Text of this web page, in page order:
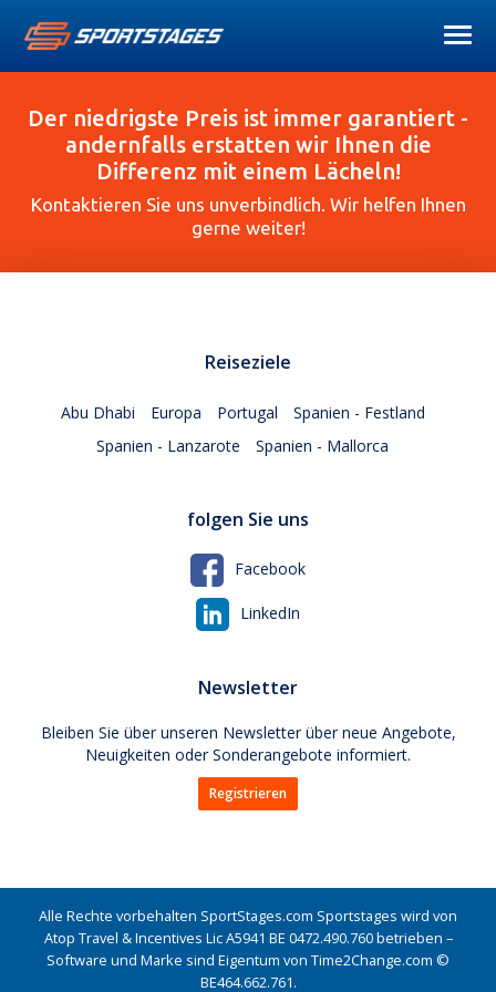
Der niedrigste Preis ist immer garantiert -
andernfalls erstatten wir Ihnen die
Differenz mit einem Lächeln!
Kontaktieren Sie uns unverbindlich. Wir helfen Ihnen
gerne weiter!
Reiseziele
Abu Dhabi Europa Portugal
Spanien - Festland
Spanien - Lanzarote
Spanien - Mallorca
folgen Sie uns
Facebook
LinkedIn
Newsletter
Bleiben Sie über unseren Newsletter über neue Angebote,
Neuigkeiten oder Sonderangebote informiert.
Registrieren
Alle Rechte vorbehalten SportStages.com Sportstages wird von
Atop Travel & Incentives Lic A5941 BE 0472.490.760 betrieben –
Software und Marke sind Eigentum von Time2Change.com ©
BE464.662.761.